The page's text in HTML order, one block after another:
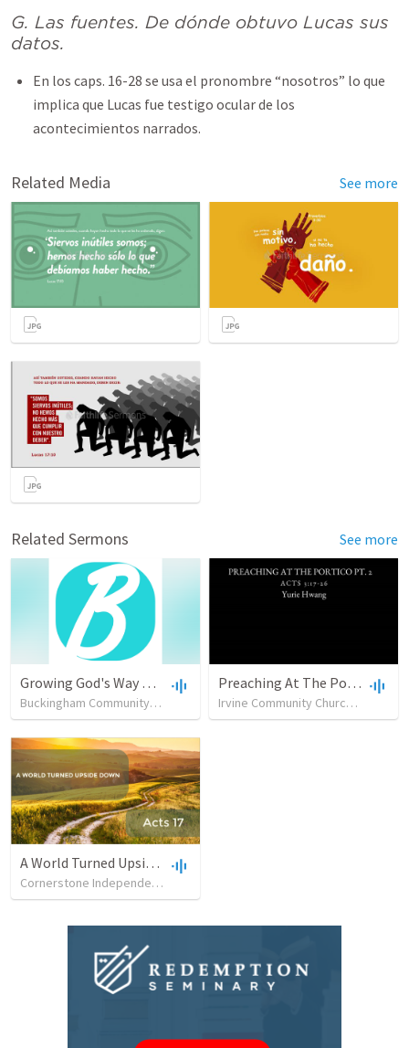
G. Las fuentes. De dónde obtuvo Lucas sus
datos.
En los caps. 16-28 se usa el pronombre “nosotros” lo que
implica que Lucas fue testigo ocular de los
acontecimientos narrados.
Related Media See more
Related Sermons See more
Growing God's Way Acts 2:42-47
Buckingham Community Church views•20:06
Preaching At The Portico Part 2
Irvine Community Church•
A World Turned Upside Down
Cornerstone Independent Baptist Church